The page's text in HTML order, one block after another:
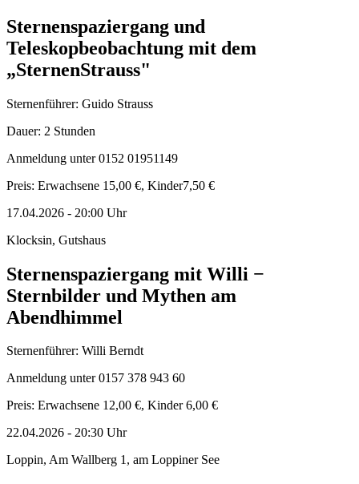
Sternenspaziergang und
Teleskopbeobachtung mit dem
„SternenStrauss"
Sternenführer: Guido Strauss
Dauer: 2 Stunden
Anmeldung unter 0152 01951149
Preis: Erwachsene 15,00 €, Kinder7,50 €
17.04.2026 - 20:00 Uhr
Klocksin, Gutshaus
Sternenspaziergang mit Willi −
Sternbilder und Mythen am
Abendhimmel
Sternenführer: Willi Berndt
Anmeldung unter 0157 378 943 60
Preis: Erwachsene 12,00 €, Kinder 6,00 €
22.04.2026 - 20:30 Uhr
Loppin, Am Wallberg 1, am Loppiner See